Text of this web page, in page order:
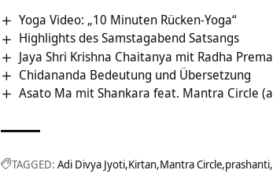
Yoga Video: „10 Minuten Rücken-Yoga“
Highlights des Samstagabend Satsangs
Jaya Shri Krishna Chaitanya mit Radha Prema
Chidananda Bedeutung und Übersetzung
Asato Ma mit Shankara feat. Mantra Circle
TAGGED: Adi Divya Jyoti Kirtan Mantra Circle prashanti